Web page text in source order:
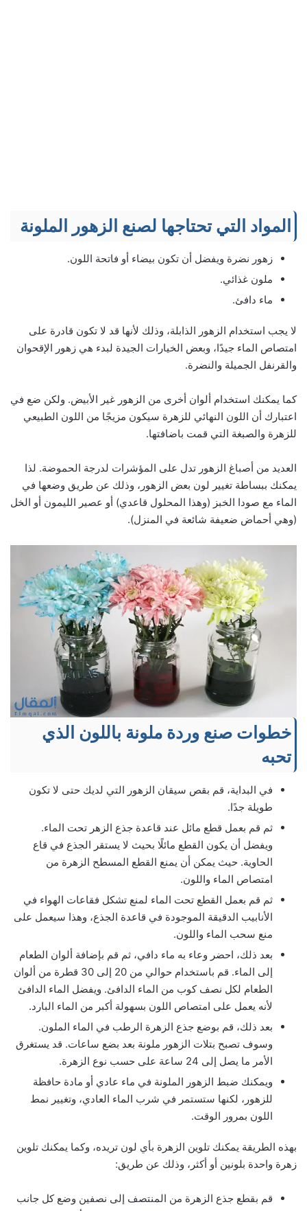
المواد التي تحتاجها لصنع الزهور الملونة
زهور نضرة ويفضل أن تكون بيضاء أو فاتحة اللون.
ملون غذائي.
ماء دافئ.
لا يجب استخدام الزهور الذابلة، وذلك لأنها قد لا تكون قادرة على
امتصاص الماء جيدًا، وبعض الخيارات الجيدة لبدء هي زهور الإقحوان
والقرنفل الجميلة والنضرة.
كما يمكنك استخدام ألوان أخرى من الزهور غير الأبيض. ولكن ضع في
اعتبارك أن اللون النهائي للزهرة سيكون مزيجًا من اللون الطبيعي
للزهرة والصبغة التي قمت باضافتها.
العديد من أصباغ الزهور تدل على المؤشرات لدرجة الحموضة. لذا
يمكنك ببساطة تغيير لون بعض الزهور، وذلك عن طريق وضعها في
الماء مع صودا الخبز (وهذا المحلول قاعدي) أو عصير الليمون أو الخل
(وهي أحماض ضعيفة شائعة في المنزل).
خطوات صنع وردة ملونة باللون الذي
تحبه
في البداية، قم بقص سيقان الزهور التي لديك حتى لا تكون
طويلة جدًا.
ثم قم بعمل قطع مائل عند قاعدة جذع الزهر تحت الماء.
ويفضل أن يكون القطع مائلًا بحيث لا يستقر الجذع في قاع
الحاوية. حيث يمكن أن يمنع القطع المسطح الزهرة من
امتصاص الماء واللون.
ثم قم بعمل القطع تحت الماء لمنع تشكل فقاعات الهواء في
الأنابيب الدقيقة الموجودة في قاعدة الجذع، وهذا سيعمل على
منع سحب الماء واللون.
بعد ذلك، احضر وعاء به ماء دافي، ثم قم بإضافة ألوان الطعام
إلى الماء. قم باستخدام حوالي من 20 إلى 30 قطرة من ألوان
الطعام لكل نصف كوب من الماء الدافئ. ويفضل الماء الدافئ
لأنه يعمل على امتصاص اللون بسهولة أكبر من الماء البارد.
بعد ذلك، قم بوضع جذع الزهرة الرطب في الماء الملون.
وسوف تصبح بتلات الزهور ملونة بعد بضع ساعات. قد يستغرق
الأمر ما يصل إلى 24 ساعة على حسب نوع الزهرة.
ويمكنك ضبط الزهور الملونة في ماء عادي أو مادة حافظة
للزهور، لكنها ستستمر في شرب الماء العادي، وتغيير نمط
اللون بمرور الوقت.
بهذه الطريقة يمكنك تلوين الزهرة بأي لون تريده، وكما يمكنك تلوين
زهرة واحدة بلونين أو أكثر، وذلك عن طريق:
قم بقطع جذع الزهرة من المنتصف إلى نصفين وضع كل جانب